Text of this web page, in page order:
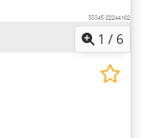
1 / 6